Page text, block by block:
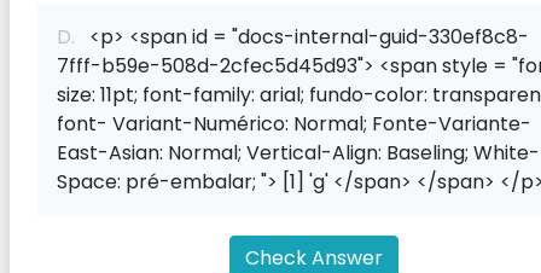
D. <p> <span id = "docs-internal-guid-330ef8c8-
7fff-b59e-508d-2cfec5d45d93"> <span style =
size: 11pt; font-family: arial; fundo-color:
font- Variant-Numérico: Normal; Fonte-Variante-
East-Asian: Normal; Vertical-Align: Baseling; White-
Space: pré-embalar; "> [1] 'g' </span> </span> </
Check Answer